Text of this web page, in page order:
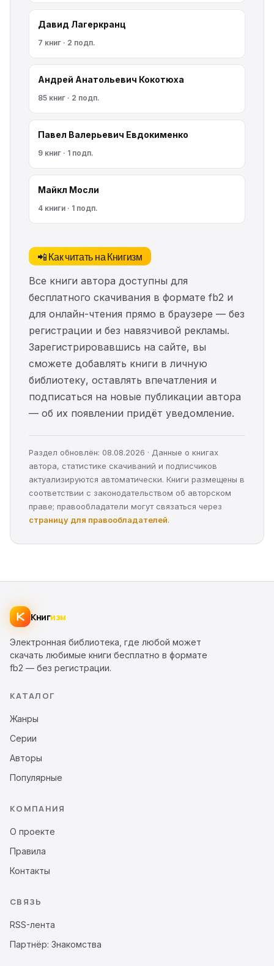
Давид Лагеркранц
7 книг · 2 подп.
Андрей Анатольевич Кокотюха
85 книг · 2 подп.
Павел Валерьевич Евдокименко
9 книг · 1 подп.
Майкл Мосли
4 книги · 1 подп.
📲 Как читать на Книгизм
Все книги автора доступны для
бесплатного скачивания в формате fb2 и
для онлайн-чтения прямо в браузере — без
регистрации и без навязчивой рекламы.
Зарегистрировавшись на сайте, вы
сможете добавлять книги в личную
библиотеку, оставлять впечатления и
подписаться на новые публикации автора
— об их появлении придёт уведомление.
Раздел обновлён: 08.08.2026 · Данные о книгах
автора, статистике скачиваний и подписчиков
актуализируются автоматически. Книги размещены в
соответствии с законодательством об авторском
праве; правообладатели могут связаться через
страницу для правообладателей.
Книгизм
Электронная библиотека, где любой может
скачать любимые книги бесплатно в формате
fb2 — без регистрации.
КАТАЛОГ
Жанры
Серии
Авторы
Популярные
КОМПАНИЯ
О проекте
Правила
Контакты
СВЯЗЬ
RSS-лента
Партнёр: Знакомства